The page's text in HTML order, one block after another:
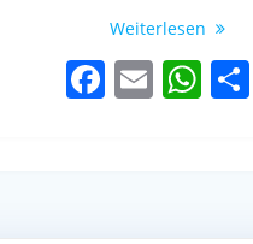
Weiterlesen
F E W